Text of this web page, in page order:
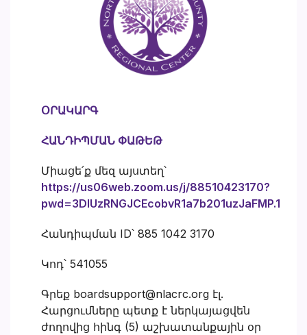
ՕՐԱԿԱՐԳ
ՀԱՆԴԻՊՄԱՆ ՓԱԹԵԹ
Միացե՛ք մեզ այստեղ՝
https://us06web.zoom.us/j/88510423170?
pwd=3DlUzRNGJCEcobvR1a7b201uzJaFMP.1
Հանդիպման ID՝ 885 1042 3170
Կոդ՝ 541055
Գրեք boardsupport@nlacrc.org էլ.
Հարցումները պետք է ներկայացվեն
ժողովից հինգ (5) աշխատանքային օր